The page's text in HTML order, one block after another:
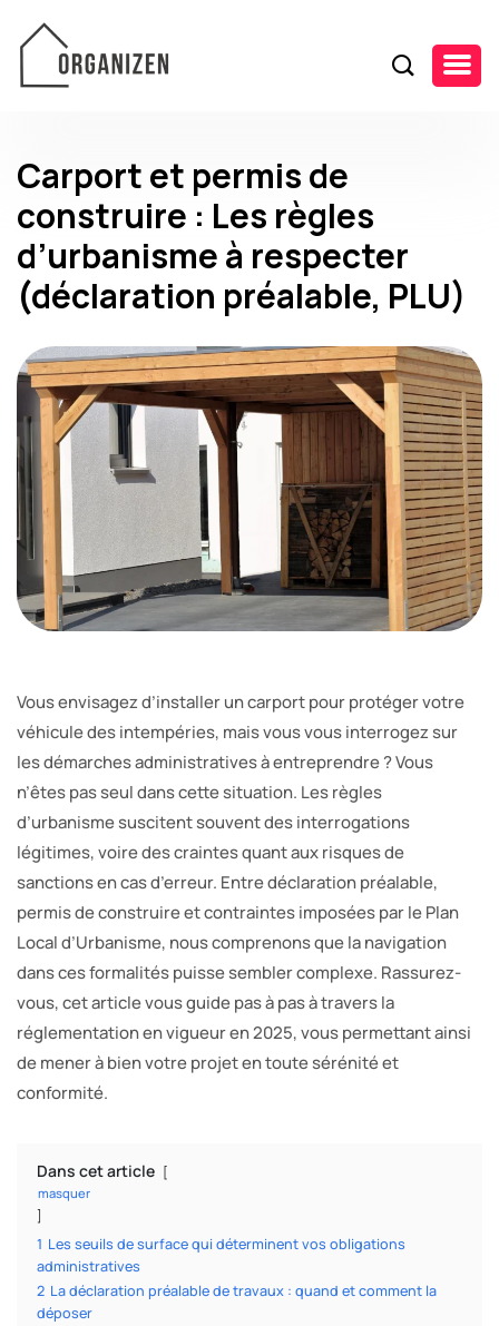
Carport et permis de
construire : Les règles
d’urbanisme à respecter
(déclaration préalable, PLU)
Vous envisagez d’installer un carport pour protéger votre
véhicule des intempéries, mais vous vous interrogez sur
les démarches administratives à entreprendre ? Vous
n’êtes pas seul dans cette situation. Les règles
d’urbanisme suscitent souvent des interrogations
légitimes, voire des craintes quant aux risques de
sanctions en cas d’erreur. Entre déclaration préalable,
permis de construire et contraintes imposées par le Plan
Local d’Urbanisme, nous comprenons que la navigation
dans ces formalités puisse sembler complexe. Rassurez-
vous, cet article vous guide pas à pas à travers la
réglementation en vigueur en 2025, vous permettant ainsi
de mener à bien votre projet en toute sérénité et
conformité.
Dans cet article
masquer
1 Les seuils de surface qui déterminent vos obligations
administratives
2 La déclaration préalable de travaux : quand et comment la
déposer